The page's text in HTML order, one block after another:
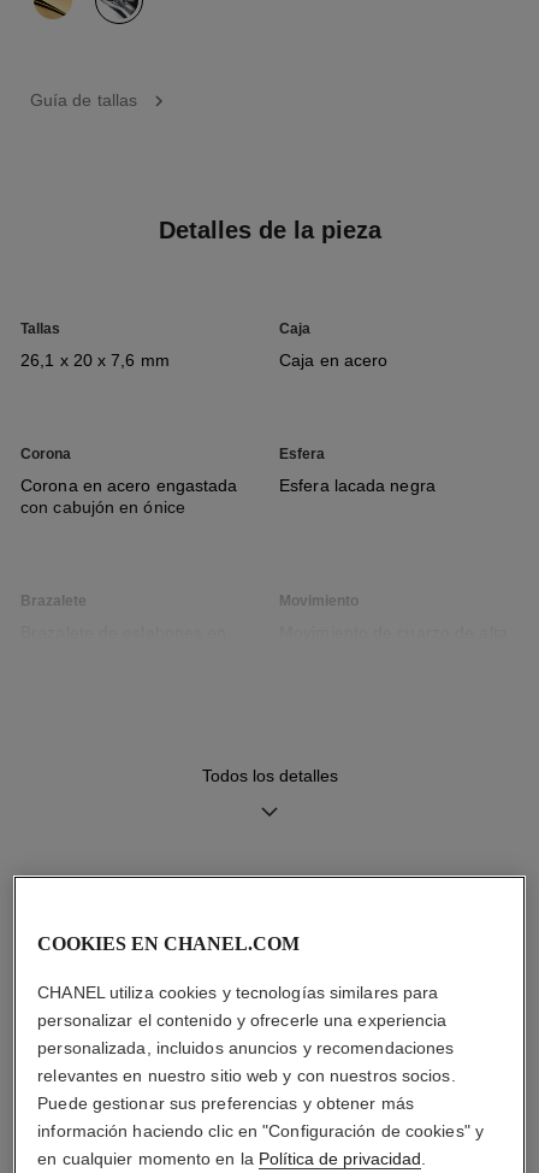
Guía de tallas
Detalles de la pieza
Tallas
26,1 x 20 x 7,6 mm
Caja
Caja en acero
Corona
Corona en acero engastada
con cabujón en ónice
Esfera
Esfera lacada negra
Brazalete Movimiento
Hermeticidad
mantenimiento
Todos los detalles
COOKIES EN CHANEL.COM
CHANEL utiliza cookies y tecnologías similares para
personalizar el contenido y ofrecerle una experiencia
personalizada, incluidos anuncios y recomendaciones
relevantes en nuestro sitio web y con nuestros socios.
Puede gestionar sus preferencias y obtener más
información haciendo clic en "Configuración de cookies" y
en cualquier momento en la Política de privacidad